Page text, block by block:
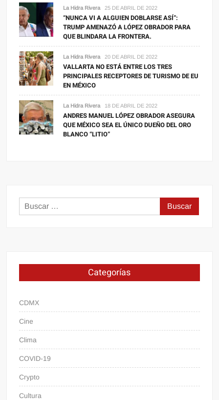
La Hidra Rivera 25 DE ABRIL DE 2022
“NUNCA VI A ALGUIEN DOBLARSE ASÍ”:
TRUMP AMENAZÓ A LÓPEZ OBRADOR PARA
QUE BLINDARA LA FRONTERA.
La Hidra Rivera 20 DE ABRIL DE 2022
VALLARTA NO ESTÁ ENTRE LOS TRES
PRINCIPALES RECEPTORES DE TURISMO DE EU
EN MÉXICO
La Hidra Rivera 18 DE ABRIL DE 2022
ANDRES MANUEL LÓPEZ OBRADOR ASEGURA
QUE MÉXICO SEA EL ÚNICO DUEÑO DEL ORO
BLANCO “LITIO”
Buscar:
Categorías
CDMX
Cine
Clima
COVID-19
Crypto
Cultura